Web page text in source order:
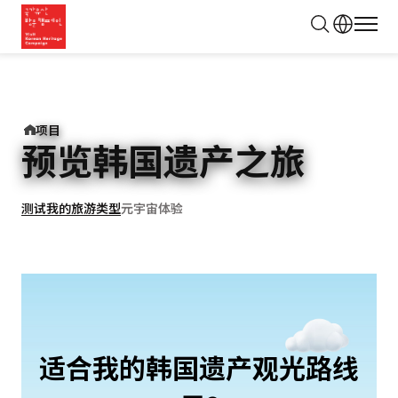
검
모
项目
预览韩国遗产之旅
测试我的旅游类型元宇宙体验
适合我的韩国遗产观光路线